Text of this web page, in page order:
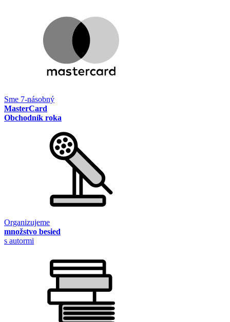
Sme 7-násobný
MasterCard
Obchodník roka
Organizujeme
množstvo besied
s autormi